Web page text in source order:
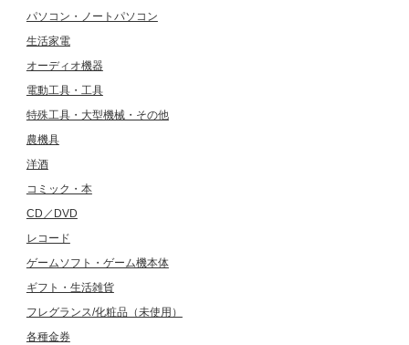
パソコン・ノートパソコン
生活家電
オーディオ機器
電動工具・工具
特殊工具・大型機械・その他
農機具
洋酒
コミック・本
CD／DVD
レコード
ゲームソフト・ゲーム機本体
ギフト・生活雑貨
フレグランス/化粧品（未使用）
各種金券